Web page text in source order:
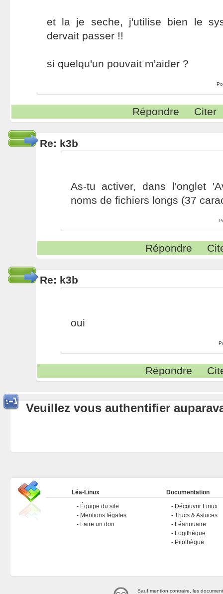
et la je seche, j'utilise bien le
dervait passer !!
si quelqu'un pouvait m'aider ?
Répondre Citer
Re: k3b
As-tu activer, dans l'onglet
noms de fichiers longs (37
Répondre
Re: k3b
oui
Répondre
Veuillez vous authentifier
Léa-Linux
Équipe du site
Mentions légales
Faire un don
Documentation
Découvrir Linux
Trucs & Astuces
Léannuaire
Logithèque
Pilothèque
Sauf mention contraire, les